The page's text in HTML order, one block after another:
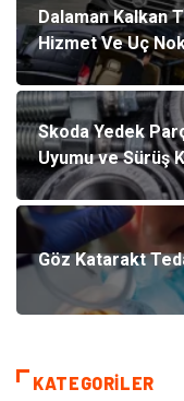
Dalaman Kalkan
Hizmet Ve Uç
Skoda Yedek
Uyumu ve Sürüş
Göz Katarakt
KATEGORILER